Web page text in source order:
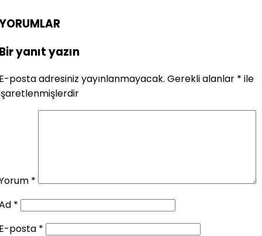
yanıt yazın
posta adresiniz yayınlanmayacak. Gerekli alanlar * ile
*
*
posta *